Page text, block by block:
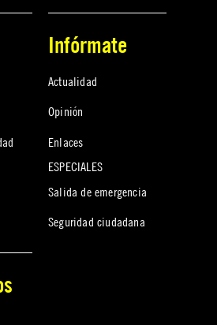
Infórmate
Actualidad
Opinión
Enlaces
ESPECIALES
Salida de emergencia
Seguridad ciudadana